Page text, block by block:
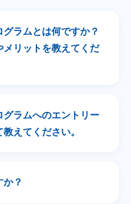
ラムとは何ですか？
リットを教えてくだ
ラムへのエントリー
えてください。
？